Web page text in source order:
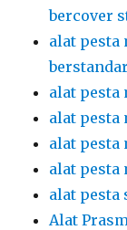
bercover
alat pesta
alat pesta
alat pesta
alat pesta
alat pesta
alat pesta
Alat